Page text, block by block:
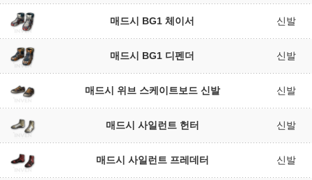
매드시 BG1 체이서 신발
매드시 BG1 디펜더 신발
매드시 위브 스케이트보드 신발 신발
매드시 사일런트 헌터 신발
매드시 사일런트 프레데터 신발